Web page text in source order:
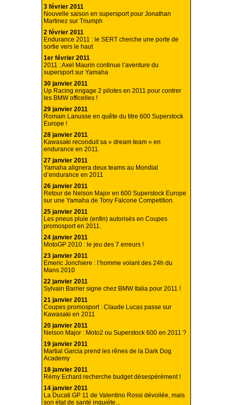
3 février 2011
Nouvelle saison en supersport pour Jonathan
Martinez sur Triumph
2 février 2011
Endurance 2011 : le SERT cherche une porte de
sortie vers le haut
1er février 2011
2011 : Axel Maurin continue l’aventure du
supersport sur Yamaha
30 janvier 2011
Up Racing engage 2 pilotes en 2011 pour contrer
les BMW officelles !
29 janvier 2011
Romain Lanusse en quête du titre 600 Superstock
Europe !
28 janvier 2011
Kawasaki reconduit sa « dream team » en
endurance en 2011.
27 janvier 2011
Yamaha alignera deux teams au Mondial
d’endurance en 2011
26 janvier 2011
Retour de Nelson Major en 600 Superstock Europe
sur une Yamaha de Tony Falcone Competition.
25 janvier 2011
Les pneus pluie (enfin) autorisés en Coupes
promosport en 2011.
24 janvier 2011
MotoGP 2010 : le jeu des 7 erreurs !
23 janvier 2011
Emeric Jonchiere : l’homme volant des 24h du
Mans 2010
22 janvier 2011
Sylvain Barrier signe chez BMW Italia pour 2011 !
21 janvier 2011
Coupes promosport : Claude Lucas passe sur
Kawasaki en 2011
20 janvier 2011
Nelson Major : Moto2 ou Superstock 600 en 2011 ?
19 janvier 2011
Martial Garcia prend les rênes de la Dark Dog
Academy
18 janvier 2011
Rémy Echard recherche budget désespérément !
14 janvier 2011
La Ducati GP 11 de Valentino Rossi dévoilée, mais
son état de santé inquiète...